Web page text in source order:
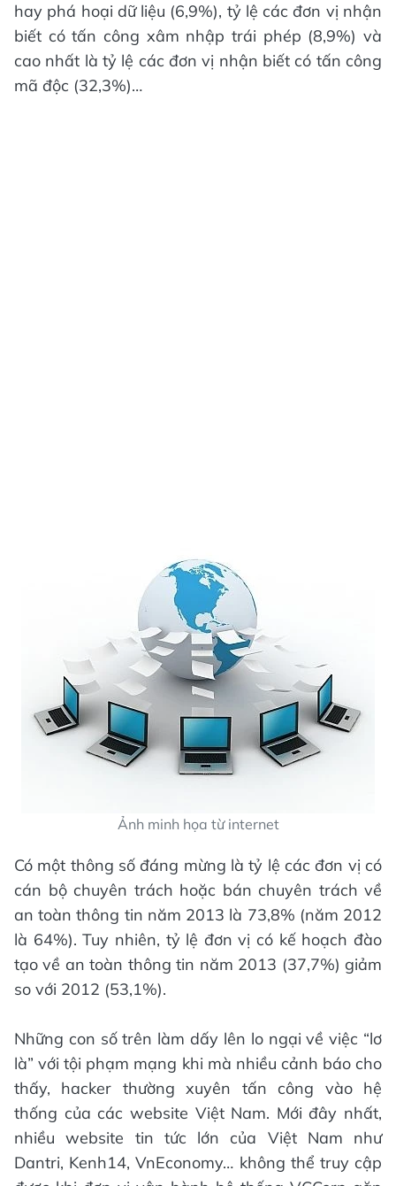
hay phá hoại dữ liệu (6,9%), tỷ lệ các đơn vị nhận
biết có tấn công xâm nhập trái phép (8,9%) và
cao nhất là tỷ lệ các đơn vị nhận biết có tấn công
mã độc (32,3%)…
Ảnh minh họa từ internet
Có một thông số đáng mừng là tỷ lệ các đơn vị có
cán bộ chuyên trách hoặc bán chuyên trách về
an toàn thông tin năm 2013 là 73,8% (năm 2012
là 64%). Tuy nhiên, tỷ lệ đơn vị có kế hoạch đào
tạo về an toàn thông tin năm 2013 (37,7%) giảm
so với 2012 (53,1%).
Những con số trên làm dấy lên lo ngại về việc “lơ
là” với tội phạm mạng khi mà nhiều cảnh báo cho
thấy, hacker thường xuyên tấn công vào hệ
thống của các website Việt Nam. Mới đây nhất,
nhiều website tin tức lớn của Việt Nam như
Dantri, Kenh14, VnEconomy… không thể truy cập